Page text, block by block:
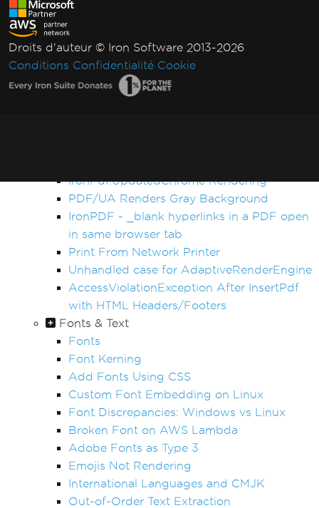
Initializing RenderingOptions Correctly
MaxHeight in Headers and Footers
Chunked Headers and Footers
Header and Content Misalignment
Default Placeholders
IronPdf.UpdatedChrome Rendering
PDF/UA Renders Gray Background
IronPDF - _blank hyperlinks in a PDF open
in same browser tab
Print From Network Printer
Unhandled case for AdaptiveRenderEngine
AccessViolationException After InsertPdf
with HTML Headers/Footers
Fonts & Text
Fonts
Font Kerning
Add Fonts Using CSS
Custom Font Embedding on Linux
Font Discrepancies: Windows vs Linux
Broken Font on AWS Lambda
Adobe Fonts as Type 3
Emojis Not Rendering
International Languages and CMJK
Out-of-Order Text Extraction
Droits d'auteur © Iron Software 2013-2026
Conditions Confidentialité Cookie